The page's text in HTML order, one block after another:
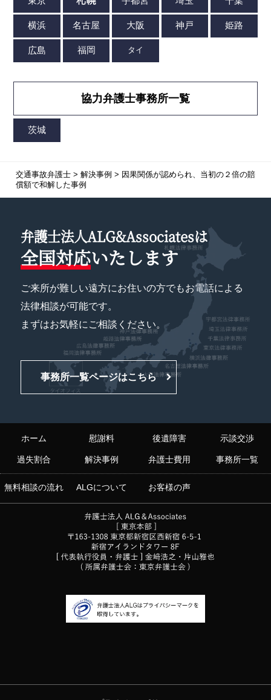
協力弁護士事務所一覧
交通事故弁護士> 解決事例 > 因果関係が認められ、当初の２倍の賠
償額で和解した事例
弁護士法人ALG&Associatesは
全国対応いたします
ご来所が難しい遠方にお住いの方でもお電話による
法律相談が可能です。
まずはお気軽にご相談ください。
事務所一覧ページはこちら
ホーム 慰謝料 後遺障害 示談交渉
過失割合 解決事例 弁護士費用 事務所一覧
無料相談の流れ ALGについて お客様の声